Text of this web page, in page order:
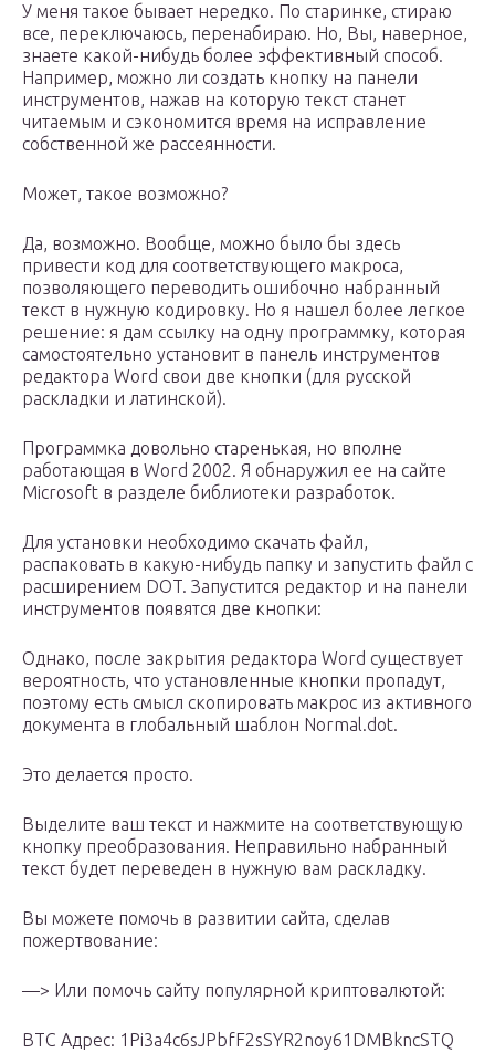
У меня такое бывает нередко. По старинке, стираю
все, переключаюсь, перенабираю. Но, Вы, наверное,
знаете какой-нибудь более эффективный способ.
Например, можно ли создать кнопку на панели
инструментов, нажав на которую текст станет
читаемым и сэкономится время на исправление
собственной же рассеянности.
Может, такое возможно?
Да, возможно. Вообще, можно было бы здесь
привести код для соответствующего макроса,
позволяющего переводить ошибочно набранный
текст в нужную кодировку. Но я нашел более легкое
решение: я дам ссылку на одну программку, которая
самостоятельно установит в панель инструментов
редактора Word свои две кнопки (для русской
раскладки и латинской).
Программка довольно старенькая, но вполне
работающая в Word 2002. Я обнаружил ее на сайте
Microsoft в разделе библиотеки разработок.
Для установки необходимо скачать файл,
распаковать в какую-нибудь папку и запустить файл с
расширением DOT. Запустится редактор и на панели
инструментов появятся две кнопки:
Однако, после закрытия редактора Word существует
вероятность, что установленные кнопки пропадут,
поэтому есть смысл скопировать макрос из активного
документа в глобальный шаблон Normal.dot.
Это делается просто.
Выделите ваш текст и нажмите на соответствующую
кнопку преобразования. Неправильно набранный
текст будет переведен в нужную вам раскладку.
Вы можете помочь в развитии сайта, сделав
пожертвование:
—> Или помочь сайту популярной криптовалютой:
BTC Адрес: 1Pi3a4c6sJPbfF2sSYR2noy61DMBkncSTQ